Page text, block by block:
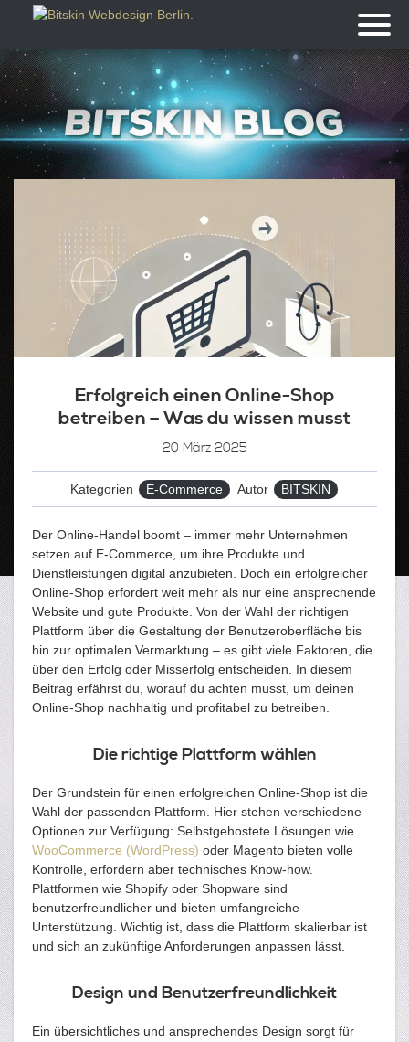
Erfolgreich einen Online-Shop
betreiben – Was du wissen musst
20 März 2025
Kategorien E-Commerce Autor BITSKIN
Der Online-Handel boomt – immer mehr Unternehmen
setzen auf E-Commerce, um ihre Produkte und
Dienstleistungen digital anzubieten. Doch ein erfolgreicher
Online-Shop erfordert weit mehr als nur eine ansprechende
Website und gute Produkte. Von der Wahl der richtigen
Plattform über die Gestaltung der Benutzeroberfläche bis
hin zur optimalen Vermarktung – es gibt viele Faktoren, die
über den Erfolg oder Misserfolg entscheiden. In diesem
Beitrag erfährst du, worauf du achten musst, um deinen
Online-Shop nachhaltig und profitabel zu betreiben.
Die richtige Plattform wählen
Der Grundstein für einen erfolgreichen Online-Shop ist die
Wahl der passenden Plattform. Hier stehen verschiedene
Optionen zur Verfügung: Selbstgehostete Lösungen wie
WooCommerce (WordPress) oder Magento bieten volle
Kontrolle, erfordern aber technisches Know-how.
Plattformen wie Shopify oder Shopware sind
benutzerfreundlicher und bieten umfangreiche
Unterstützung. Wichtig ist, dass die Plattform skalierbar ist
und sich an zukünftige Anforderungen anpassen lässt.
Design und Benutzerfreundlichkeit
Ein übersichtliches und ansprechendes Design sorgt für